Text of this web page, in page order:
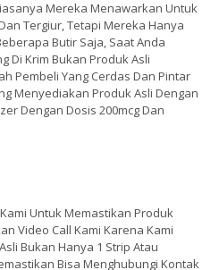
Mereka Menawarkan Untuk
Tergiur, Tetapi Mereka Hanya
Butir Saja, Saat Anda
Di Krim Bukan Produk Asli
Pembeli Yang Cerdas Dan Pintar
Menyediakan Produk Asli Dengan
Dengan Dosis 200mcg Dan
Untuk Memastikan Produk
Video Call Kami Karena Kami
Bukan Hanya 1 Strip Atau
Bisa Menghubungi Kontak